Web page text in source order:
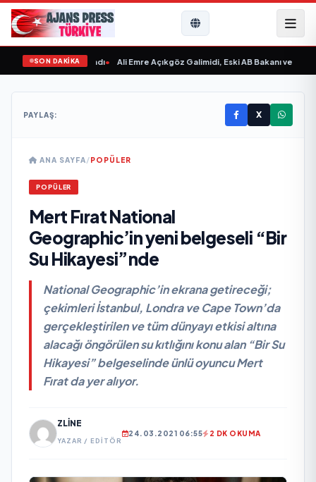
SON DAKİKA
Sevgilim “ yayımlandı• Ali Emre Açıkgöz Galimidi, Eski AB Bakanı ve
PAYLAŞ: X
ANA SAYFA/POPÜLER
POPÜLER
Mert Fırat National
Geographic’in yeni belgeseli “Bir
Su Hikayesi”nde
National Geographic’in ekrana getireceği;
çekimleri İstanbul, Londra ve Cape Town’da
gerçekleştirilen ve tüm dünyayı etkisi altına
alacağı öngörülen su kıtlığını konu alan “Bir Su
Hikayesi” belgeselinde ünlü oyuncu Mert
Fırat da yer alıyor.
ZLINE
YAZAR / EDITÖR
24.03.2021 06:55 2 DK OKUMA